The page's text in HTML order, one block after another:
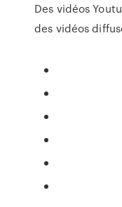
Des vidéos
des vidéos